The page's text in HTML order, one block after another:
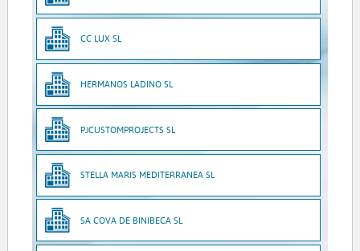
CC LUX SL
HERMANOS LADINO SL
PJCUSTOMPROJECTS SL
STELLA MARIS MEDITERRANEA SL
SA COVA DE BINIBECA SL